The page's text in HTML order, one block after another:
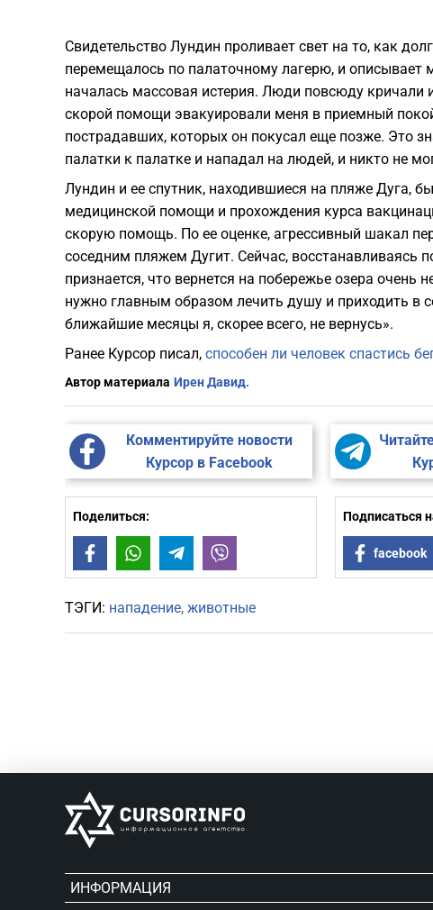
Свидетельство Лундин проливает свет на то, как
перемещалось по палаточному лагерю, и
началась массовая истерия. Люди повсюду
скорой помощи эвакуировали меня в приемный
пострадавших, которых он покусал еще позже. Это
палатки к палатке и нападал на людей, и никто не
Лундин и ее спутник, находившиеся на пляже Дуга,
медицинской помощи и прохождения курса
скорую помощь. По ее оценке, агрессивный шакал
соседним пляжем Дугит. Сейчас, восстанавливаясь
признается, что вернется на побережье озера
нужно главным образом лечить душу и приходить в
ближайшие месяцы я, скорее всего, не вернусь».
Ранее Курсор писал, способен ли человек спастись
Автор материала Ирен Давид.
Комментируйте новости
Курсор в Facebook
Поделиться:
FacebookWhatsAppTelegram
Подписаться
facebook
ТЭГИ: нападение животные
ИНФОРМАЦИЯ